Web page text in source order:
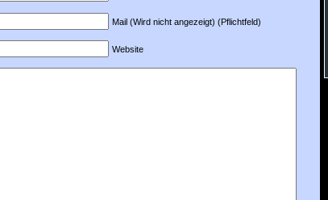
Mail (Wird nicht angezeigt) (Pflichtfeld)
Website